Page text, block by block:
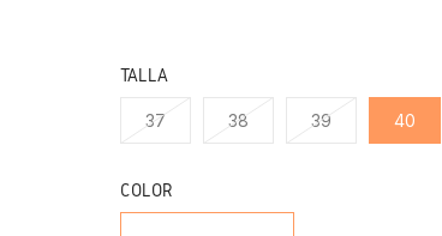
TALLA
37 38 39 40
COLOR